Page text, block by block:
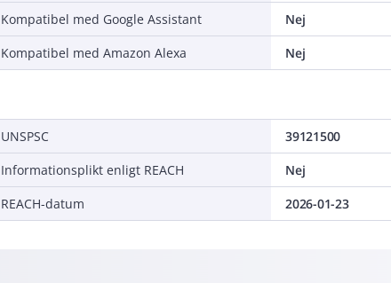
Kompatibel med Google Assistant
Nej
Kompatibel med Amazon Alexa
Nej
UNSPSC
39121500
Informationsplikt enligt REACH
Nej
REACH-datum
2026-01-23